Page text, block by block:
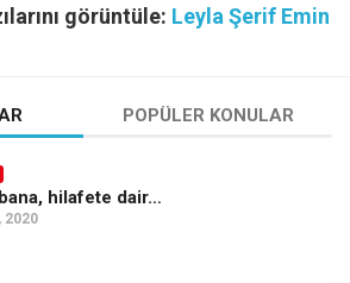
görüntüle: Leyla Şerif Emin
POPÜLER KONULAR
hilafete dair…
2020